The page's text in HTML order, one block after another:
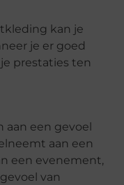
kan je
je er goed
prestaties ten
een gevoel
aan een
een evenement,
van